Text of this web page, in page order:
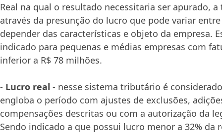
Real na qual o resultado necessitaria ser apurado,
através da presunção do lucro que pode variar entre
depender das características e objeto da empresa.
indicado para pequenas e médias empresas com
inferior a R$ 78 milhões.
- Lucro real - nesse sistema tributário é
engloba o período com ajustes de exclusões,
compensações descritas ou com a autorização da
Sendo indicado a que possui lucro menor a 32% da